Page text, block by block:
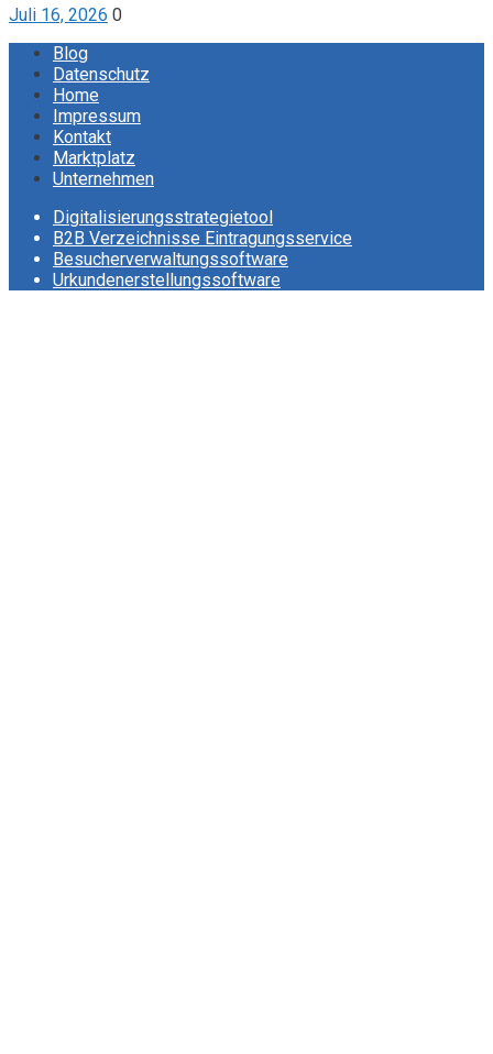
Juli 16, 2026 0
Blog
Datenschutz
Home
Impressum
Kontakt
Marktplatz
Unternehmen
Digitalisierungsstrategietool
B2B Verzeichnisse Eintragungsservice
Besucherverwaltungssoftware
Urkundenerstellungssoftware